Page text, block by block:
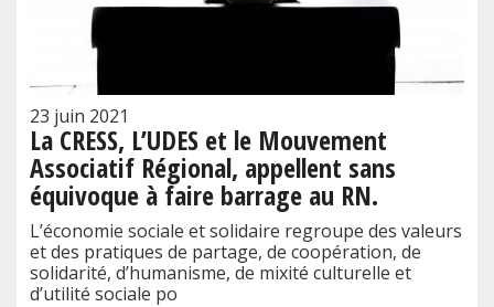
23 juin 2021
La CRESS, L’UDES et le Mouvement
Associatif Régional, appellent sans
équivoque à faire barrage au RN.
L’économie sociale et solidaire regroupe des valeurs
et des pratiques de partage, de coopération, de
solidarité, d’humanisme, de mixité culturelle et
d’utilité sociale po